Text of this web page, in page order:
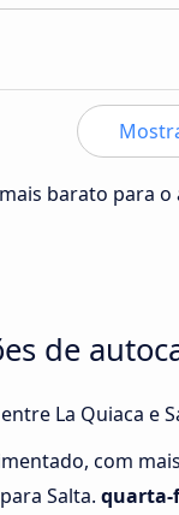
barato para
de
La Quiaca e
com
Salta. quarta-